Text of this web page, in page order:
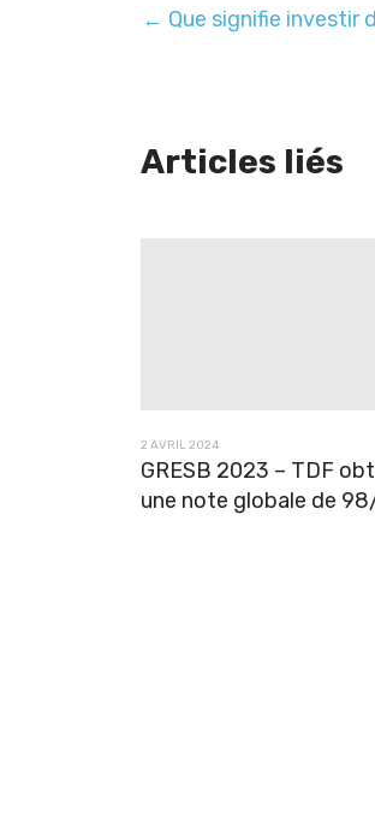
← Que signifie investir
Articles liés
2 AVRIL 2024
GRESB 2023 – TDF
une note globale de